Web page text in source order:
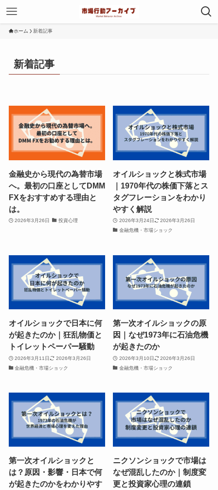
ホーム 新着記事
新着記事
金融史から現代の為替市場
へ。最初の口座としてDMM
FXをおすすめする理由と
は。
2026年3月26日 投資心理
オイルショックと株式市場
｜1970年代の株価下落とス
タグフレーションをわかり
やすく解説
2026年3月24日
2026年3月26日
金融危機・市場ショック
オイルショックで日本に何
が起きたのか｜狂乱物価と
トイレットペーパー騒動
2026年3月11日
2026年3月26日
金融危機・市場ショック
第一次オイルショックの原
因｜なぜ1973年に石油危機
が起きたのか
2026年3月10日
2026年3月26日
金融危機・市場ショック
第一次オイルショックと
は？原因・影響・日本で何
が起きたのかをわかりやす
ニクソンショックで市場は
なぜ混乱したのか｜制度変
更と投資家心理の連鎖